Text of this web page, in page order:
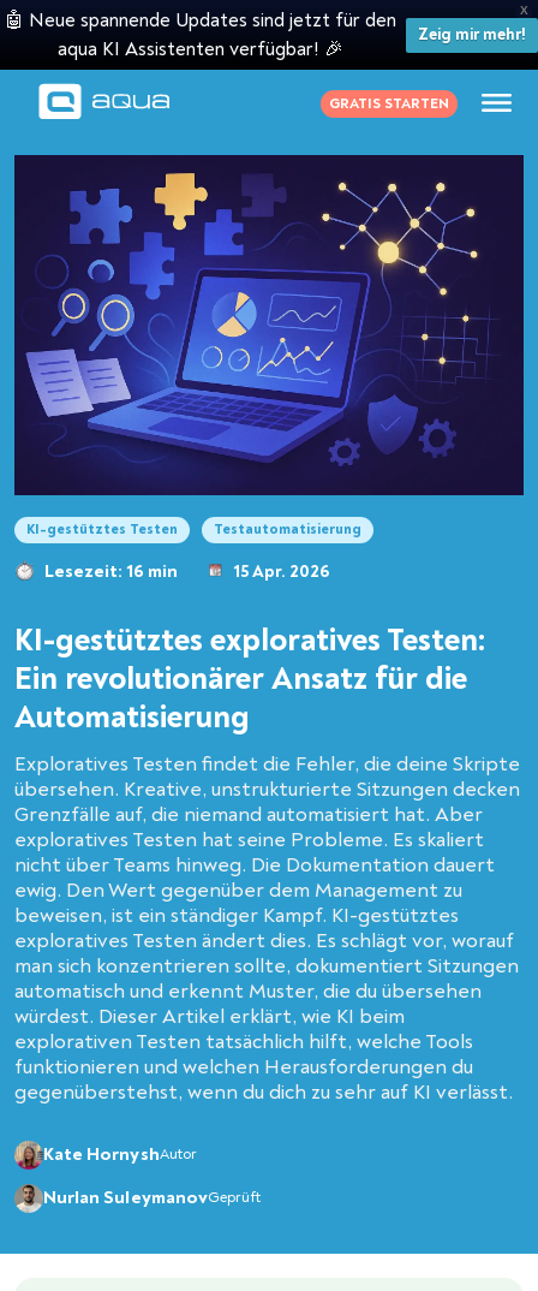
X
🤖 Neue spannende Updates sind jetzt für den
aqua KI Assistenten verfügbar! 🎉
Zeig mir mehr!
GRATIS STARTEN
KI-gestütztes Testen Testautomatisierung
Lesezeit: 16 min 15 Apr. 2026
KI-gestütztes exploratives Testen:
Ein revolutionärer Ansatz für die
Automatisierung
Exploratives Testen findet die Fehler, die deine Skripte
übersehen. Kreative, unstrukturierte Sitzungen decken
Grenzfälle auf, die niemand automatisiert hat. Aber
exploratives Testen hat seine Probleme. Es skaliert
nicht über Teams hinweg. Die Dokumentation dauert
ewig. Den Wert gegenüber dem Management zu
beweisen, ist ein ständiger Kampf. KI-gestütztes
exploratives Testen ändert dies. Es schlägt vor, worauf
man sich konzentrieren sollte, dokumentiert Sitzungen
automatisch und erkennt Muster, die du übersehen
würdest. Dieser Artikel erklärt, wie KI beim
explorativen Testen tatsächlich hilft, welche Tools
funktionieren und welchen Herausforderungen du
gegenüberstehst, wenn du dich zu sehr auf KI verlässt.
Kate HornyshAutor
Nurlan SuleymanovGeprüft